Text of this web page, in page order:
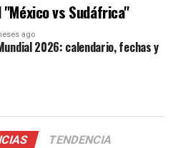
vs Sudáfrica"
ago
2026: calendario, fechas y
TENDENCIA